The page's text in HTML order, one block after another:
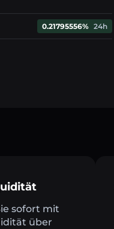
0.21795556% 24h
sofort mit
über